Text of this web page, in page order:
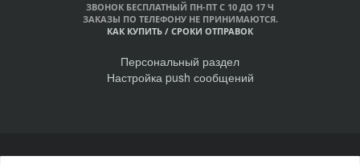
ЗВОНОК БЕСПЛАТНЫЙ ПН-ПТ С 10 ДО 17 Ч
ЗАКАЗЫ ПО ТЕЛЕФОНУ НЕ ПРИНИМАЮТСЯ.
КАК КУПИТЬ / СРОКИ ОТПРАВОК
Персональный раздел
Настройка push сообщений
© Интернет-магазин ОПТ-ХОЗ, 2011-2026